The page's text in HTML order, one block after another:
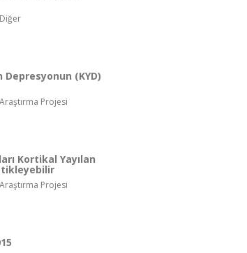
Depresyonun (KYD)
Projesi
Kortikal Yayılan
Projesi